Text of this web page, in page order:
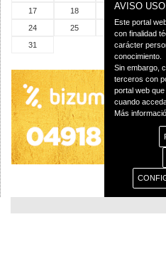
17
18 19 20
24
25 26 27
31
AVISO
Este portal
con finalidad
carácter
conocimiento.
Sin embargo,
terceros con
portal web
cuando
Más